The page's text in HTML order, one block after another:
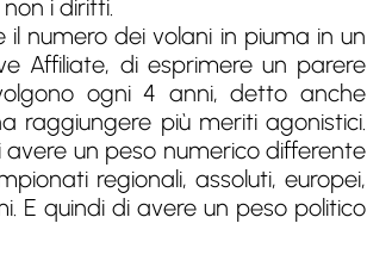
i diritti.
numero dei volani in piuma in un
Affiliate, di esprimere un parere
ogni 4 anni, detto anche
raggiungere più meriti agonistici.
un peso numerico differente
regionali, assoluti, europei,
E quindi di avere un peso politico